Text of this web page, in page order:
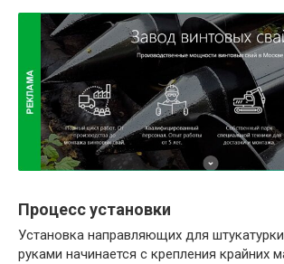
Процесс установки
Установка направляющих для
руками начинается с крепления крайних